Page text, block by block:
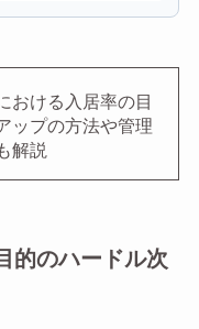
おける入居率の目
ップの方法や管理
解説
的のハードル次